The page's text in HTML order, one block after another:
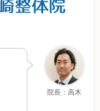
院長：高木